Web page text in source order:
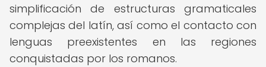
simplificación de estructuras gramaticales
complejas del latín, así como el contacto con
lenguas preexistentes en las regiones
conquistadas por los romanos.